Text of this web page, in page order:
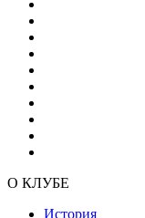
О КЛУБЕ
История